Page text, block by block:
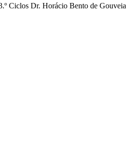
Ciclos Dr. Horácio Bento de Gouveia